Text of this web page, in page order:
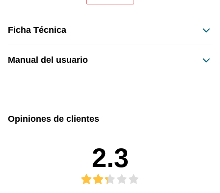
Garantía Conexión será de 30 días corridos, se excluyen de
Ficha Técnica
Manual del usuario
Opiniones de clientes
2.3